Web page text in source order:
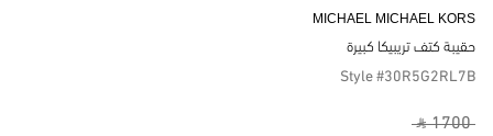
MICHAEL MICHAEL KORS
حقيبة كتف تريبيكا كبيرة
Style #30R5G2RL7B
‎ ⃁ 1700 ‎